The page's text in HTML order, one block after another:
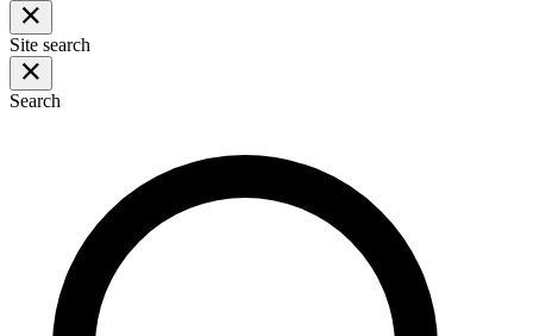
Site search
Search